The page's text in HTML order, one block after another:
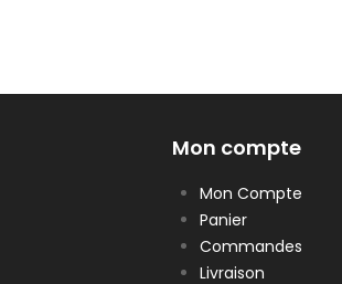
Mon compte
Mon Compte
Panier
Commandes
Livraison